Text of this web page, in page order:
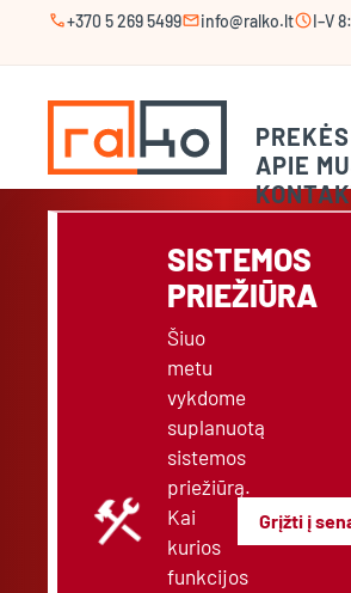
call+370 5 269 5499mailinfo@ralko.ltscheduleI–V
PREKĖS
APIE
construction
SISTEMOS
PRIEŽIŪRA
Šiuo
metu
vykdome
suplanuotą
sistemos
priežiūrą.
Kai
kurios
funkcijos
Grįžti į